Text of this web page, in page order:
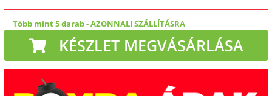
Több mint 5 darab-AZONNALI SZÁLLÍTÁSRA
KÉSZLET MEGVÁSÁRLÁSA